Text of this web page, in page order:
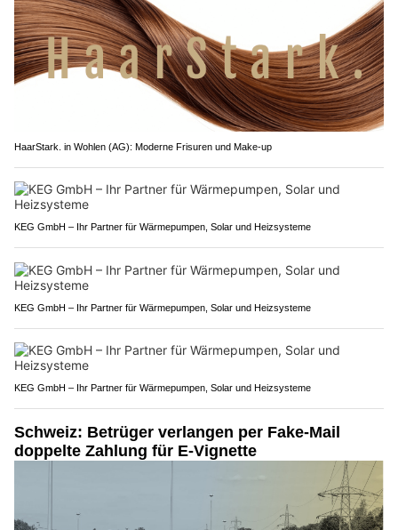
HaarStark. in Wohlen (AG): Moderne Frisuren und Make-up
KEG GmbH – Ihr Partner für Wärmepumpen, Solar und Heizsysteme
KEG GmbH – Ihr Partner für Wärmepumpen, Solar und Heizsysteme
KEG GmbH – Ihr Partner für Wärmepumpen, Solar und Heizsysteme
Schweiz: Betrüger verlangen per Fake-Mail
doppelte Zahlung für E-Vignette